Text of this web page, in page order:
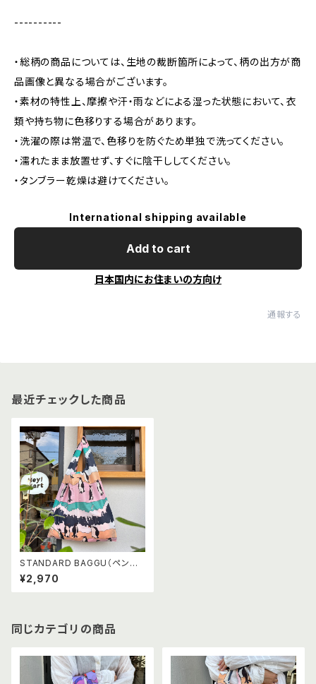
----------
・総柄の商品については、生地の裁断箇所によって、柄の出方が商
品画像と異なる場合がございます。
・素材の特性上、摩擦や汗・雨などによる湿った状態において、衣
類や持ち物に色移りする場合があります。
・洗濯の際は常温で、色移りを防ぐため単独で洗ってください。
・濡れたまま放置せず、すぐに陰干ししてください。
・タンブラー乾燥は避けてください。
International shipping available
Add to cart
日本国内にお住まいの方向け
通報する
最近チェックした商品
STANDARD BAGGU（ペンギ
ン）
¥2,970
同じカテゴリの商品